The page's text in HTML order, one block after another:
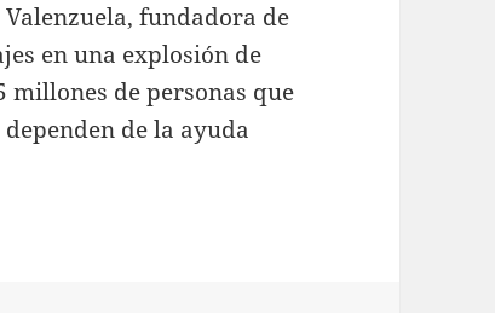
fundadora de
en una explosión de
millones de personas que
de la ayuda